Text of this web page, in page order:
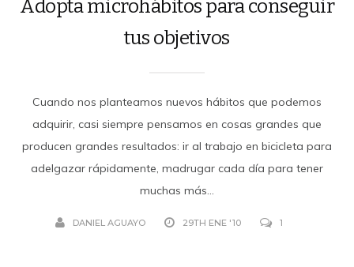
Adopta microhábitos para conseguir
tus objetivos
Cuando nos planteamos nuevos hábitos que podemos
adquirir, casi siempre pensamos en cosas grandes que
producen grandes resultados: ir al trabajo en bicicleta para
adelgazar rápidamente, madrugar cada día para tener
muchas más...
DANIEL AGUAYO 29TH ENE '10 1